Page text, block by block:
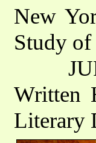
New
Study of
Written
Literary